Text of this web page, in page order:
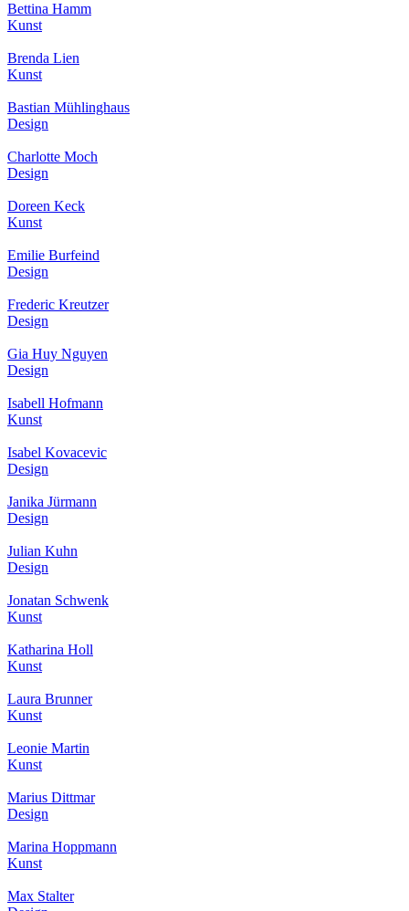
Bettina Hamm
Kunst
Brenda Lien
Kunst
Bastian Mühlinghaus
Design
Charlotte Moch
Design
Doreen Keck
Kunst
Emilie Burfeind
Design
Frederic Kreutzer
Design
Gia Huy Nguyen
Design
Isabell Hofmann
Kunst
Isabel Kovacevic
Design
Janika Jürmann
Design
Julian Kuhn
Design
Jonatan Schwenk
Kunst
Katharina Holl
Kunst
Laura Brunner
Kunst
Leonie Martin
Kunst
Marius Dittmar
Design
Marina Hoppmann
Kunst
Max Stalter